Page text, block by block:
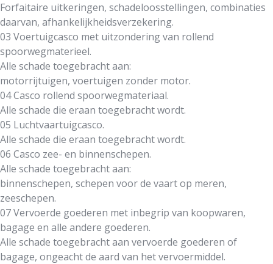
Forfaitaire uitkeringen, schadeloosstellingen, combinaties
daarvan, afhankelijkheidsverzekering.
03 Voertuigcasco met uitzondering van rollend
spoorwegmaterieel.
Alle schade toegebracht aan:
motorrijtuigen, voertuigen zonder motor.
04 Casco rollend spoorwegmateriaal.
Alle schade die eraan toegebracht wordt.
05 Luchtvaartuigcasco.
Alle schade die eraan toegebracht wordt.
06 Casco zee- en binnenschepen.
Alle schade toegebracht aan:
binnenschepen, schepen voor de vaart op meren,
zeeschepen.
07 Vervoerde goederen met inbegrip van koopwaren,
bagage en alle andere goederen.
Alle schade toegebracht aan vervoerde goederen of
bagage, ongeacht de aard van het vervoermiddel.